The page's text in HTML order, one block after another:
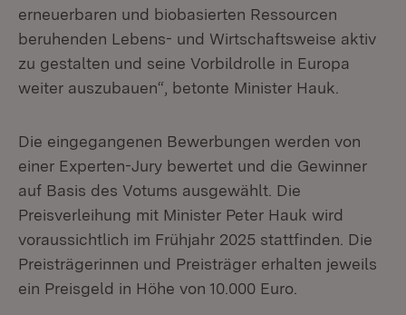
erneuerbaren und biobasierten Ressourcen
beruhenden Lebens- und Wirtschaftsweise aktiv
zu gestalten und seine Vorbildrolle in Europa
weiter auszubauen“, betonte Minister Hauk.
Die eingegangenen Bewerbungen werden von
einer Experten-Jury bewertet und die Gewinner
auf Basis des Votums ausgewählt. Die
Preisverleihung mit Minister Peter Hauk wird
voraussichtlich im Frühjahr 2025 stattfinden. Die
Preisträgerinnen und Preisträger erhalten jeweils
ein Preisgeld in Höhe von 10.000 Euro.